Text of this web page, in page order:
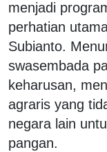
menjadi
perhatian
Subianto.
swasembada
keharusan,
agraris yang
negara lain
pangan.